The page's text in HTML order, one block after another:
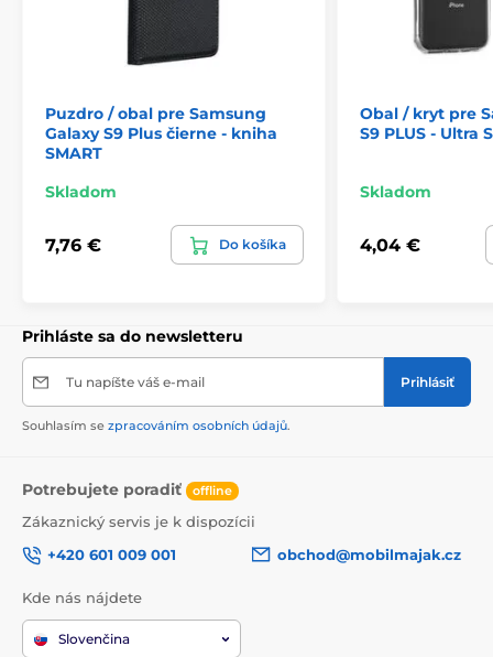
Puzdro / obal pre Samsung
Galaxy S9 Plus čierne - kniha
SMART
Skladom
7,76 € Do košíka
Obal / kryt pre
S9 PLUS - Ultra
Skladom
4,04 €
Prihláste sa do newsletteru
Tu napíšte váš e-mail Prihlásiť
Souhlasím se zpracováním osobních údajů.
Potrebujete poradiť offline
Zákaznický servis je k dispozícii
+420 601 009 001
obchod@mobilmajak.cz
Kde nás nájdete
Slovenčina